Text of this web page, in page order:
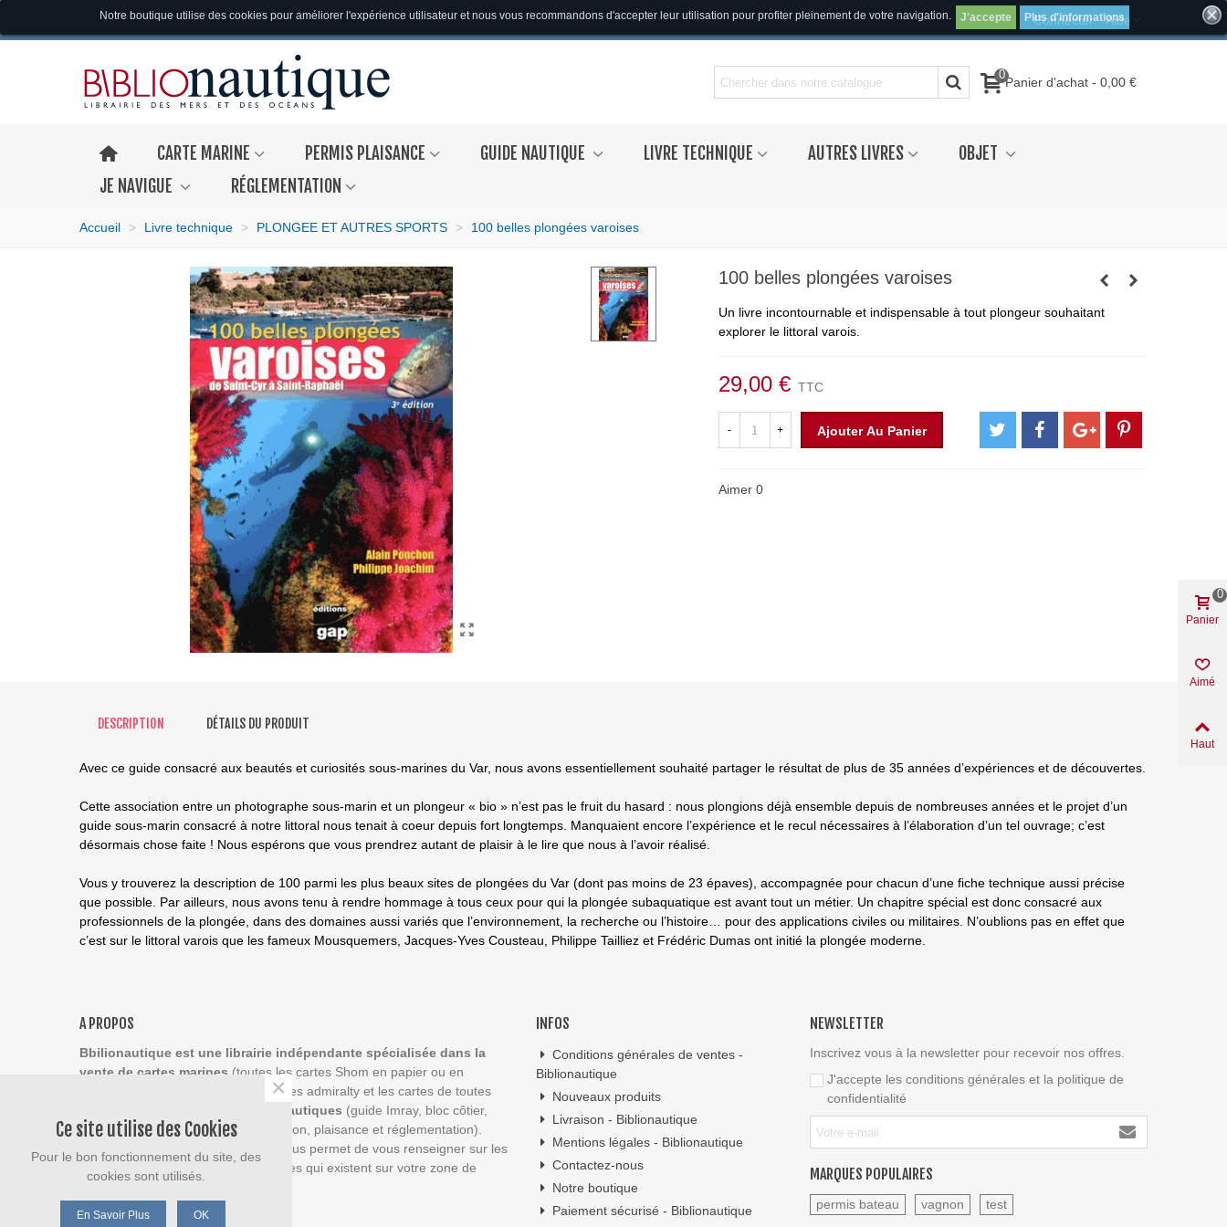
Connecter Aide
Notre boutique utilise des cookies pour améliorer l'expérience utilisateur et nous vous recommandons d'accepter leur utilisation pour profiter pleinement de votre navigation. J'accepte Plus d'informations
0Panier d'achat - 0,00 €
CARTE MARINE PERMIS PLAISANCE GUIDE NAUTIQUE LIVRE TECHNIQUE AUTRES LIVRES
OBJET
JE NAVIGUE
RÉGLEMENTATION
Accueil > Livre technique > PLONGEE ET AUTRES SPORTS > 100 belles plongées varoises
100 belles plongées varoises
Un livre incontournable et indispensable à tout plongeur souhaitant
explorer le littoral varois.
29,00 € TTC
- + Ajouter Au Panier
Aimer 0
DESCRIPTION DÉTAILS DU PRODUIT
Avec ce guide consacré aux beautés et curiosités sous-marines du Var, nous avons essentiellement souhaité partager le résultat de plus de 35 années d’expériences et de découvertes.
Cette association entre un photographe sous-marin et un plongeur « bio » n’est pas le fruit du hasard : nous plongions déjà ensemble depuis de nombreuses années et le projet d’un
guide sous-marin consacré à notre littoral nous tenait à coeur depuis fort longtemps. Manquaient encore l’expérience et le recul nécessaires à l’élaboration d’un tel ouvrage; c’est
désormais chose faite ! Nous espérons que vous prendrez autant de plaisir à le lire que nous à l’avoir réalisé.
Vous y trouverez la description de 100 parmi les plus beaux sites de plongées du Var (dont pas moins de 23 épaves), accompagnée pour chacun d’une fiche technique aussi précise
que possible. Par ailleurs, nous avons tenu à rendre hommage à tous ceux pour qui la plongée subaquatique est avant tout un métier. Un chapitre spécial est donc consacré aux
professionnels de la plongée, dans des domaines aussi variés que l’environnement, la recherche ou l’histoire… pour des applications civiles ou militaires. N’oublions pas en effet que
c’est sur le littoral varois que les fameux Mousquemers, Jacques-Yves Cousteau, Philippe Tailliez et Frédéric Dumas ont initié la plongée moderne.
A PROPOS
Bbilionautique est une librairie indépendante spécialisée dans la
vente de cartes marines (toutes les cartes Shom en papier ou en
numérique, les cartes Imray, les cartes admiralty et les cartes de toutes
guides nautiques (guide Imray, bloc côtier,
bloc marine, almanach du marin breton, plaisance et réglementation).
Notre savoir faire en cartographie nous permet de vous renseigner sur les
cartes marines et les guides nautiques qui existent sur votre zone de
contact@biblionautique.com
INFOS
Conditions générales de ventes -
Biblionautique
Nouveaux produits
Livraison - Biblionautique
Mentions légales - Biblionautique
Contactez-nous
Notre boutique
Paiement sécurisé - Biblionautique
NEWSLETTER
Inscrivez vous à la newsletter pour recevoir nos offres.
J'accepte les conditions générales et la politique de
confidentialité
MARQUES POPULAIRES
permis bateau vagnon test
Panier
0
Aimé
Haut
Ce site utilise des Cookies
Pour le bon fonctionnement du site, des
cookies sont utilisés.
En Savoir Plus OK
×